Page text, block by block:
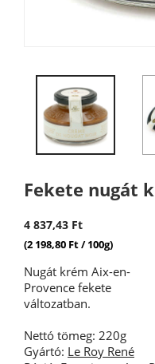
Fekete nugát
4 837,43 Ft
(2 198,80 Ft / 100g)
Nugát krém Aix-en-
Provence fekete
változatban.
Nettó tömeg: 220g
Gyártó: Le Roy René